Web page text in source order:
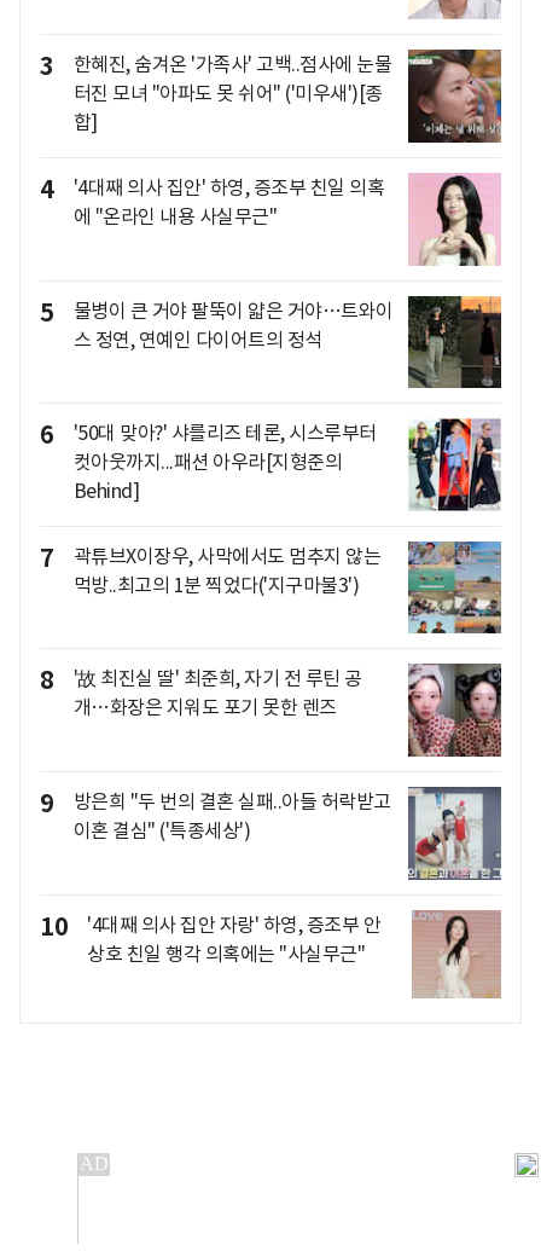
3
한혜진, 숨겨온 '가족사' 고백..점사에 눈물
터진 모녀 "아파도 못 쉬어" ('미우새')[종
합]
4
'4대째 의사 집안' 하영, 증조부 친일 의혹
에 "온라인 내용 사실무근"
5
물병이 큰 거야 팔뚝이 얇은 거야…트와이
스 정연, 연예인 다이어트의 정석
6
'50대 맞아?' 샤를리즈 테론, 시스루부터
컷아웃까지...패션 아우라[지형준의
Behind]
7
곽튜브X이장우, 사막에서도 멈추지 않는
먹방..최고의 1분 찍었다('지구마불3')
8
'故 최진실 딸' 최준희, 자기 전 루틴 공
개…화장은 지워도 포기 못한 렌즈
9
방은희 "두 번의 결혼 실패..아들 허락받고
이혼 결심" ('특종세상')
10
'4대째 의사 집안 자랑' 하영, 증조부 안
상호 친일 행각 의혹에는 "사실무근"